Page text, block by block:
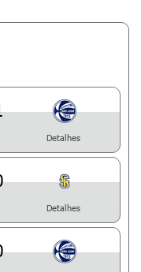
Detalhes
Detalhes